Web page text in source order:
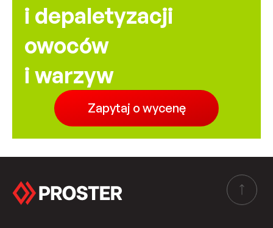
i depaletyzacji
owoców
i warzyw
Zapytaj o wycenę